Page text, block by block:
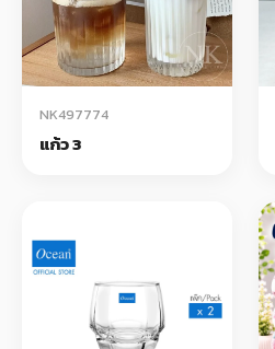
NK497774
แก้ว 3